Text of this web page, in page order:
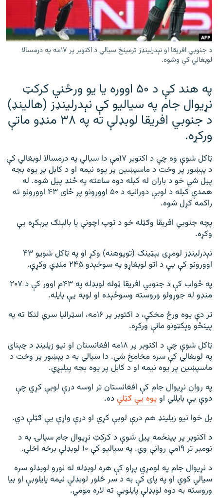
۱۴ ساعته راډیويي خپرونې
Gandhara
موږ وڅارئ
د ازادې اروپا راډیو ټولې ووبپاڼې
د جنوبي افريقا او نېدرلينډز ترمينځ سيالي د اکتوبر پر ۱۷مه په درمسالا
لوبغالي کې وشوه.
په هند کې د ۵۰ اووره يا يو ورځني کرکټ
نړيوال جام په سیاليو کې نېدرلينډز (هالينډ)
د جنوبي افريقا لوبډلې ته په ۳۸ منډو ماتې
ورکړه.
ټاکل شوې وه چې د اکتوبر ۱۷مې دا سیالي په درمسالا لوبغالي کې
د پېښور پر وخت د ماسپښین پر یوه نیمه او د کابل پر يوه بجه
پيل شي خو د باران له کبله دوه ساعته په ځنډ پيل شوه. له
همدې کبله د لوبې دورانيه د ۵۰ اوورونو پر ځای ۴۳ اوورونو ته
راکمه کړل شوه.
پچه جنوبي افريقا وګټله خو د توپ اچونې یا بالېنګ پرېکړه یې
وکړه.
نېدرلينډز لومړی بېټينګ (توپوهنه) وکړ او په ټاکل شويو ۴۳
اوورونو کې يې د اتو لوبغاړو په سوځېدو ۲۴۵ منډې وکړې.
په ځواب کې د جنوبي افريقا ټوله لوبډله په ۴۳م اوور کې د ۲۰۷
منډو له جوړولو وروسته وسوځېده او لوبه يې بايله.
تر دې يوه ورځ مخکې، د اکتوبر پر ۱۶مه، اسټراليا سري لنکا ته په
پينځو وېکټونو ماتې ورکړه.
ټاکل شوې چې د اکتوبر پر ۱۸مه افغانستان او نیو زیلینډ د چېنای
په لوبغالي کې سره مخامخ شي. دا سيالي به د پېښور پر وخت د
ماسپښین پر یوه نیمه او د کابل پر يوه بجه پيلېږي.
په روان نړيوال جام کې افغانستان تر اوسه درې لوبې کړي چې
دوې يې بايللي اويوه يې ګټلېده.
بل خوا نيو زيلينډ هم درې لوبې کړي او درې واړې يې ګټلې دي.
د اکتوبر پر پينځمه پيل شوې د کرکټ نړيوال جام سيالۍ به د
نومبر تر ۱۹مې روانې وي. په سياليو کې ۱۰ لوبډلې برخه اخلي.
د نړیوال جام په لومړي پړاو کې هره لوبډله له نورو لوبډلو سره
سیالي کوي او په پای کې به د سر څلور لوبډلې نيمه پايلوبې او بيا
وروسته به دوه لوبډلې پايلوبې ته لاره مومي.